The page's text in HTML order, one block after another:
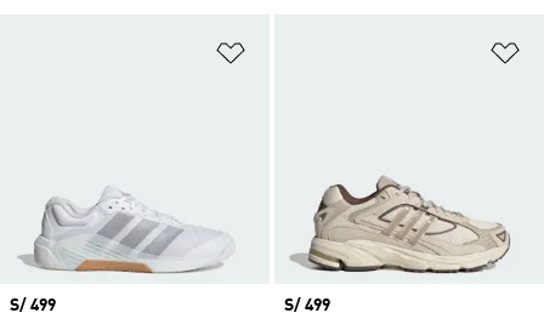
Precio
S/ 499
Precio
S/ 499